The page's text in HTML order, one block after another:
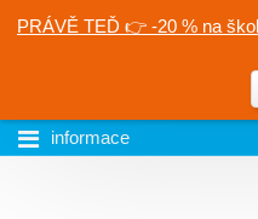
PRÁVĚ TEĎ 👉 -20 % na
informace